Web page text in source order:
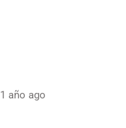
1 año ago